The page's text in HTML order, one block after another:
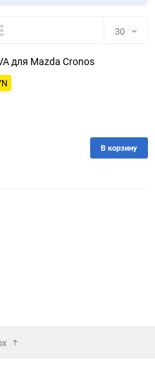
30
150
для Mazda Cronos
В корзину